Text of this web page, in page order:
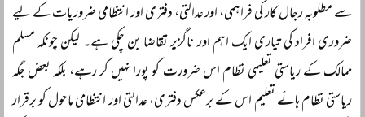
سے مطلوبہ رجال کار کی فراہمی، اور عدالتی، دفتری اور انتظامی ضروریات کے لیے
ضروری افراد کی تیاری ایک اہم اور ناگزیر تقاضا بن چکی ہے۔ لیکن چونکہ مسلم
ممالک کے ریاستی تعلیمی نظام اس ضرورت کو پورا نہیں کر رہے، بلکہ بعض جگہ
ریاستی نظام ہائے تعلیم اس کے برعکس دفتری، عدالتی اور انتظامی ماحول کو برقرار